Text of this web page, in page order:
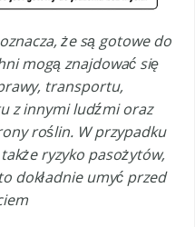
że są gotowe do
mogą znajdować się
transportu,
z innymi ludźmi oraz
roślin. W przypadku
ryzyko pasożytów,
dokładnie umyć przed